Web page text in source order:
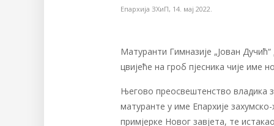
Епархија ЗХиП, 14. мај 2022.
Матуранти Гимназије „Јован
цвијеће на гроб пјесника чије име
Његово преосвештенство владика
матуранте у име Епархије
примјерке Новог завјета, те